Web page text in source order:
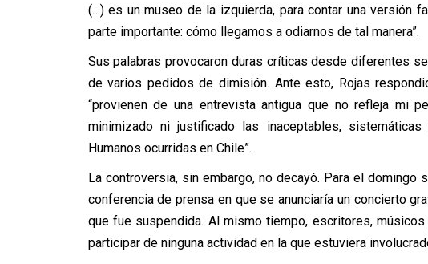
(…) es un museo de la izquierda, para contar una versión
parte importante: cómo llegamos a odiarnos de tal manera”.
Sus palabras provocaron duras críticas desde diferentes
de varios pedidos de dimisión. Ante esto, Rojas
“provienen de una entrevista antigua que no refleja mi
minimizado ni justificado las inaceptables,
Humanos ocurridas en Chile”.
La controversia, sin embargo, no decayó. Para el
conferencia de prensa en que se anunciaría un concierto
que fue suspendida. Al mismo tiempo, escritores,
participar de ninguna actividad en la que estuviera